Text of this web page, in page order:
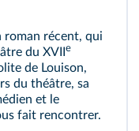
roman récent, qui
du XVII e
de Louison,
du théâtre, sa
et le
fait rencontrer.